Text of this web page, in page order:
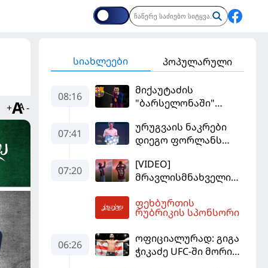
+ -
სიახლეები პოპულარული
08:16
მიქაუტაძის
"ბარსელონაში"
უფრო რეალური
ხდება - რაზე ესაუბრა
კატალონიელთა
მთავარ მწვრთნელს
07:41
ურუგვაის ნაკრები
დიეგო ფორლანს
07:20
[VIDEO]
მრავლისმნახველი
ჩააგდეს - რა
ხდებოდა ტრაბზონში
ფეხბურთელის
წარდგენისას
ფეხბურთის
რუბრიკის სპონსორი
06:26
ოფიციალურად: გიგა
ჭიკაძე UFC-ში მორიგ